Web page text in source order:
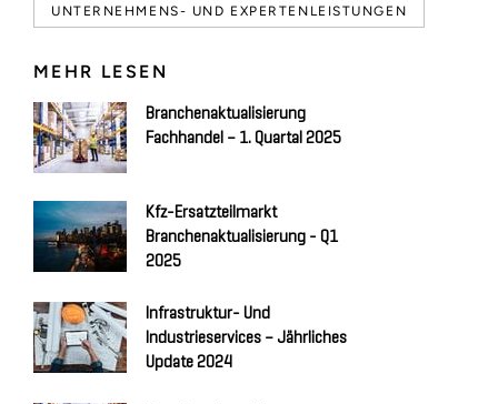
UNTERNEHMENS- UND EXPERTENLEISTUNGEN
MEHR LESEN
Branchenaktualisierung
Fachhandel – 1. Quartal 2025
Kfz-Ersatzteilmarkt
Branchenaktualisierung - Q1
2025
Infrastruktur- Und
Industrieservices – Jährliches
Update 2024